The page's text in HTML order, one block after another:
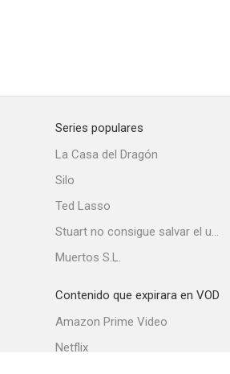
Series populares
La Casa del Dragón
Silo
Ted Lasso
Stuart no consigue salvar el universo
Muertos S.L.
Contenido que expirara en VOD
Amazon Prime Video
Netflix